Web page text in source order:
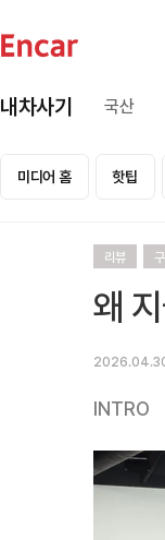
내차사기 국산
미디어 홈 핫팁
리뷰
왜
INTRO